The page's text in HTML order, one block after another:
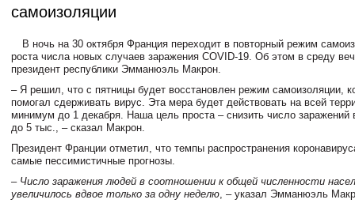
самоизоляции
В ночь на 30 октября Франция переходит в повторный режим
роста числа новых случаев заражения COVID-19. Об этом в среду
президент республики Эмманюэль Макрон.
– Я решил, что с пятницы будет восстановлен режим самоизоляции,
помогал сдерживать вирус. Эта мера будет действовать на всей
минимум до 1 декабря. Наша цель проста – снизить число заражений
до 5 тыс., – сказал Макрон.
Президент Франции отметил, что темпы распространения
самые пессимистичные прогнозы.
– Число заражения людей в соотношении к общей численности
увеличилось вдвое только за одну неделю , – указал Эмманюэль